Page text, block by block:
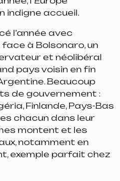
indigne accueil.
l’année avec
à Bolsonaro, un
et néolibéral
pays voisin en fin
Beaucoup
de gouvernement :
Finlande, Pays-Bas
chacun dans leur
montent et les
notamment en
exemple parfait chez